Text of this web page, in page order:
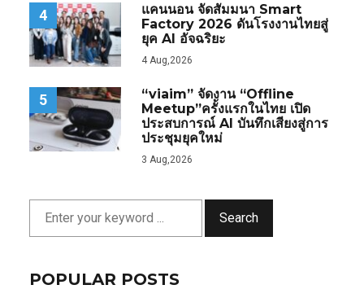
4
แคนนอน จัดสัมมนา Smart
Factory 2026 ดันโรงงานไทยสู่
ยุค AI อัจฉริยะ
4 Aug,2026
5
“viaim” จัดงาน “Offline
Meetup”ครั้งแรกในไทย เปิด
ประสบการณ์ AI บันทึกเสียงสู่การ
ประชุมยุคใหม่
3 Aug,2026
Search
POPULAR POSTS